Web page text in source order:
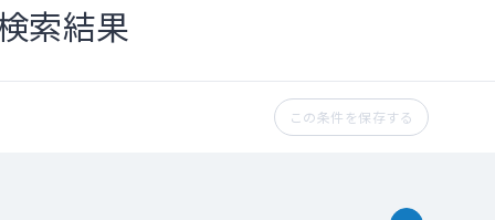
索結果
この条件を保存する